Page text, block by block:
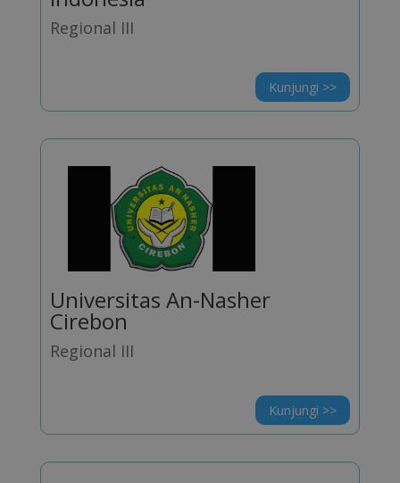
Regional III
Kunjungi >>
Universitas An-Nasher
Cirebon
Regional III
Kunjungi >>